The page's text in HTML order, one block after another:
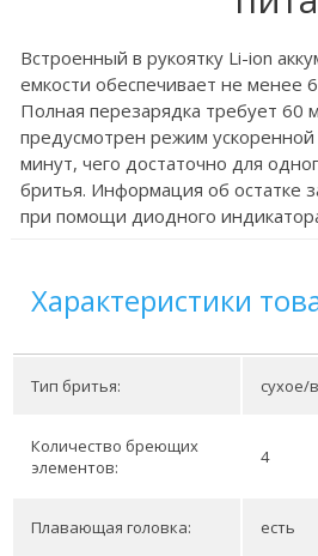
Встроенный в рукоятку Li-ion
емкости обеспечивает не менее
Полная перезарядка требует 60
предусмотрен режим ускоренной
минут, чего достаточно для
бритья. Информация об остатке
при помощи диодного
Характеристики
Тип бритья: сухое/
Количество бреющих
элементов:
4
Плавающая головка: есть